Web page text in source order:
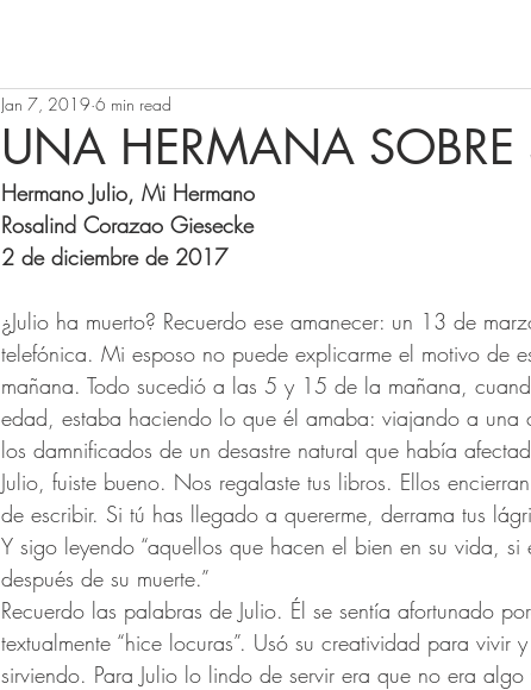
UNA HERMANA
Jan 7, 2019 6 min read
Hermano Julio, Mi Hermano
Rosalind Corazao Giesecke
2 de diciembre de 2017
¿Julio ha muerto? Recuerdo ese amanecer: un 13 de
telefónica. Mi esposo no puede explicarme el motivo de
mañana. Todo sucedió a las 5 y 15 de la mañana,
edad, estaba haciendo lo que él amaba: viajando a
los damnificados de un desastre natural que había
Julio, fuiste bueno. Nos regalaste tus libros. Ellos
de escribir. Si tú has llegado a quererme, derrama tus
Y sigo leyendo “aquellos que hacen el bien en su vida,
después de su muerte.”
Recuerdo las palabras de Julio. Él se sentía afortunado
textualmente “hice locuras”. Usó su creatividad para vivir
sirviendo. Para Julio lo lindo de servir era que no era